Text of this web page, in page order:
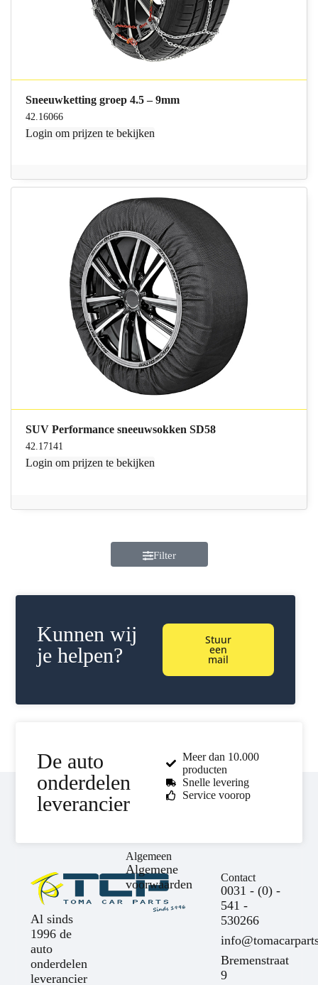
Sneeuwketting groep 4.5 – 9mm
42.16066
Login om prijzen te bekijken
SUV Performance sneeuwsokken SD58
42.17141
Login om prijzen te bekijken
Filter
Kunnen wij
je helpen?
Stuur
een
mail
De auto
onderdelen
leverancier
Meer dan 10.000
producten
Snelle levering
Service voorop
Al sinds
1996 de
auto
onderdelen
leverancier
Algemeen
Algemene
voorwaarden
Contact
0031 - (0) -
541 -
530266
Bremenstraat
9